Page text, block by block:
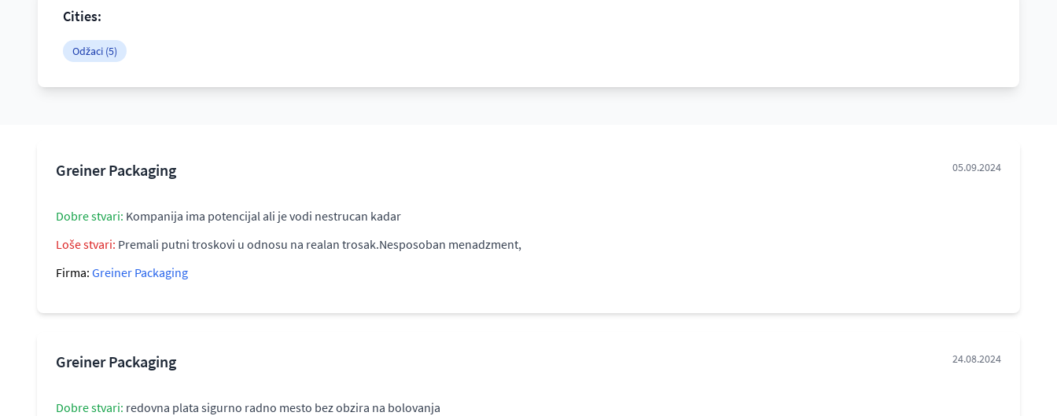
Cities:
Odžaci (5)
Greiner Packaging 05.09.2024
Dobre stvari: Kompanija ima potencijal ali je vodi nestrucan kadar
Loše stvari: Premali putni troskovi u odnosu na realan trosak.Nesposoban menadzment,
Firma: Greiner Packaging
Greiner Packaging 24.08.2024
Dobre stvari: redovna plata sigurno radno mesto bez obzira na bolovanja